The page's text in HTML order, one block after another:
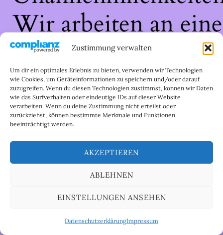
Zustimmung verwalten
Um dir ein optimales Erlebnis zu bieten, verwenden wir Technologien
wie Cookies, um Geräteinformationen zu speichern und/oder darauf
zuzugreifen. Wenn du diesen Technologien zustimmst, können wir Daten
wie das Surfverhalten oder eindeutige IDs auf dieser Website
verarbeiten. Wenn du deine Zustimmung nicht erteilst oder
zurückziehst, können bestimmte Merkmale und Funktionen
beeinträchtigt werden.
AKZEPTIEREN
ABLEHNEN
EINSTELLUNGEN ANSEHEN
DatenschutzerklärungImpressum
Wir arbeiten an
großartigen Sache
schau bald wieder
vorbei!